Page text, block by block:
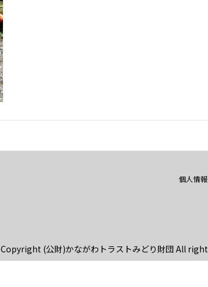
個人情
Copyright (公財)かながわトラストみどり財団 All